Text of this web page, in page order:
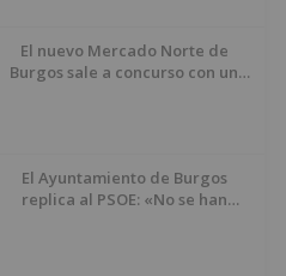
El nuevo Mercado Norte de
Burgos sale a concurso con un
El Ayuntamiento de Burgos
replica al PSOE: «No se han